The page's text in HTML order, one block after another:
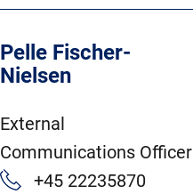
Pelle Fischer-
Nielsen
External
Communications Officer
+45 22235870